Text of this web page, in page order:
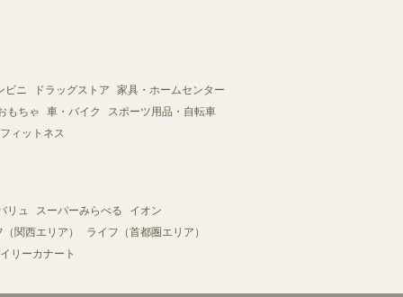
ビニ ドラッグストア
家具・ホームセンター
もちゃ 車・バイク
スポーツ用品・自転車
ィットネス
リュ スーパーみらべる
イオン
関西エリア）
ライフ（首都圏エリア）
リーカナート